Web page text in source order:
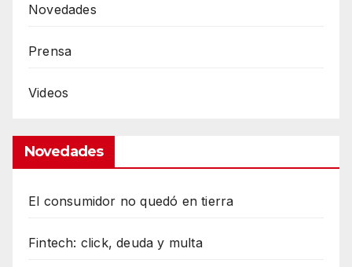
Novedades
Prensa
Videos
Novedades
El consumidor no quedó en tierra
Fintech: click, deuda y multa